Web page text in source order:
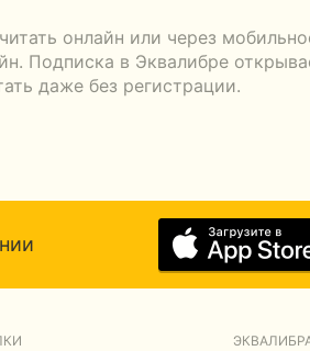
онлайн или через
Подписка в Эквалибре
даже без регистрации.